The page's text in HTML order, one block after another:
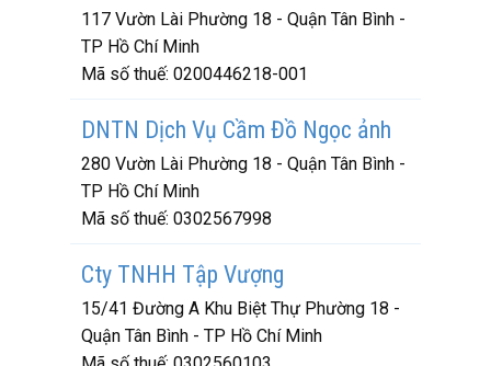
117 Vườn Lài Phường 18 - Quận Tân Bình -
TP Hồ Chí Minh
Mã số thuế: 0200446218-001
DNTN Dịch Vụ Cầm Đồ Ngọc ảnh
280 Vườn Lài Phường 18 - Quận Tân Bình -
TP Hồ Chí Minh
Mã số thuế: 0302567998
Cty TNHH Tập Vượng
15/41 Đường A Khu Biệt Thự Phường 18 -
Quận Tân Bình - TP Hồ Chí Minh